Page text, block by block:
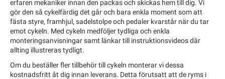
erfaren mekaniker innan den packas och skickas hem till dig. Vi
gör den så cykelfärdig det går och bara enkla moment som att
fästa styre, framhjul, sadelstolpe och pedaler kvarstår när du tar
emot cykeln. Med cykeln medföljer tydliga och enkla
monteringsanvisningar samt länkar till instruktionsvideos där
allting illustreras tydligt.
Om du beställer fler tillbehör till cykeln monterar vi dessa
kostnadsfritt åt dig innan leverans. Detta förutsatt att de ryms i